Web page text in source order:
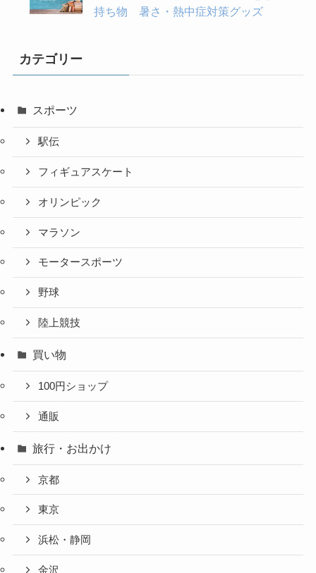
持ち物 暑さ・熱中症対策グッズ
カテゴリー
スポーツ
駅伝
フィギュアスケート
オリンピック
マラソン
モータースポーツ
野球
陸上競技
買い物
100円ショップ
通販
旅行・お出かけ
京都
東京
浜松・静岡
金沢